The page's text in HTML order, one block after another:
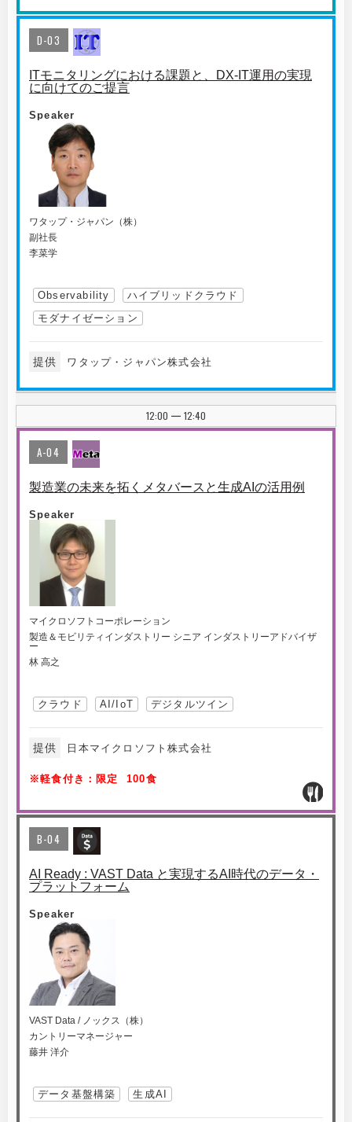
D-03
ITモニタリングにおける課題と、DX-IT運用の実現
に向けてのご提言
Speaker
ワタップ・ジャパン（株）
副社長
李菜学
Observability
ハイブリッドクラウド
モダナイゼーション
提供 ワタップ・ジャパン株式会社
12:00 | 12:40
A-04
製造業の未来を拓くメタバースと生成AIの活用例
Speaker
マイクロソフトコーポレーション
製造＆モビリティインダストリー シニア インダストリーアドバイザ
ー
林 高之
クラウド AI/IoT デジタルツイン
提供 日本マイクロソフト株式会社
※軽食付き：限定 100食
B-04
AI Ready : VAST Data と実現するAI時代のデータ・
プラットフォーム
Speaker
VAST Data / ノックス（株）
カントリーマネージャー
藤井 洋介
データ基盤構築 生成AI